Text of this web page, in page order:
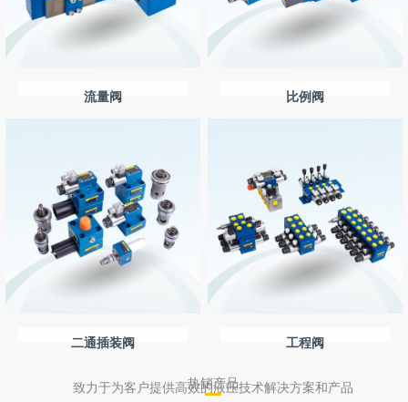
流量阀 比例阀
二通插装阀 工程阀
热销产品
致力于为客户提供高效的液压技术解决方案和产品